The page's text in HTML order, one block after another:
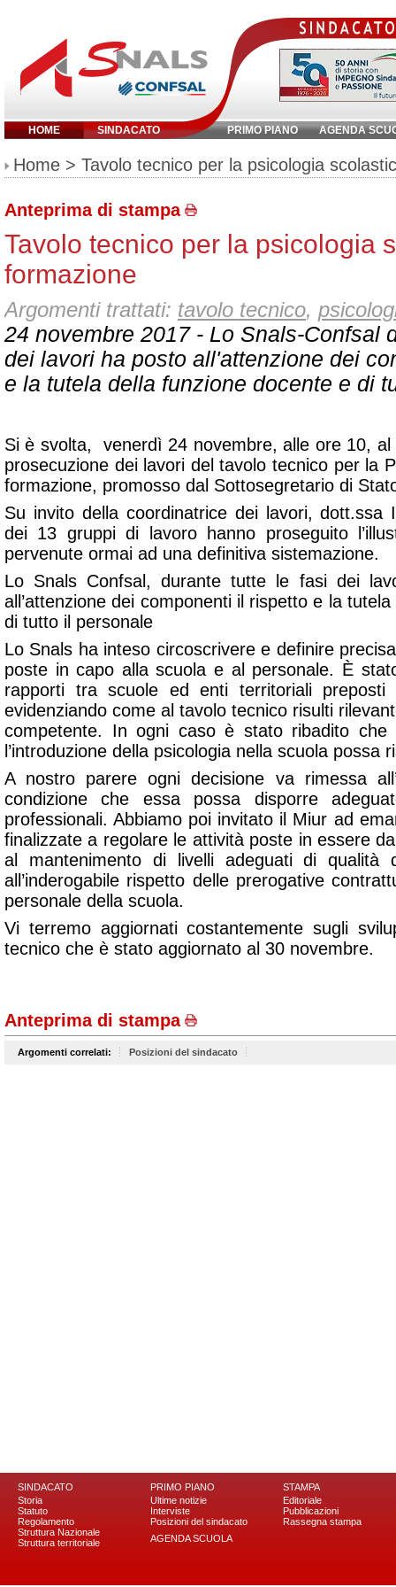
HOME SINDACATO PRIMO PIANO AGENDA
Inserisci parola chiave:
Home > Tavolo tecnico per la psicologia
Anteprima di stampa
Tavolo tecnico per la psicologia
formazione
Argomenti trattati: tavolo tecnico,
24 novembre 2017 - Lo Snals-Confsal
dei lavori ha posto all'attenzione dei
e la tutela della funzione docente e di
Si è svolta, venerdì 24 novembre, alle ore 10, al
prosecuzione dei lavori del tavolo tecnico per la
formazione, promosso dal Sottosegretario di
Su invito della coordinatrice dei lavori, dott.ssa
dei 13 gruppi di lavoro hanno proseguito
pervenute ormai ad una definitiva sistemazione.
Lo Snals Confsal, durante tutte le fasi dei
all’attenzione dei componenti il rispetto e la
di tutto il personale
Lo Snals ha inteso circoscrivere e definire
poste in capo alla scuola e al personale. È
rapporti tra scuole ed enti territoriali
evidenziando come al tavolo tecnico risulti
competente. In ogni caso è stato ribadito che
l’introduzione della psicologia nella scuola possa
A nostro parere ogni decisione va rimessa
condizione che essa possa disporre
professionali. Abbiamo poi invitato il Miur ad
finalizzate a regolare le attività poste in essere
al mantenimento di livelli adeguati di qualità
all’inderogabile rispetto delle prerogative
personale della scuola.
Vi terremo aggiornati costantemente sugli
tecnico che è stato aggiornato al 30 novembre.
Anteprima di stampa
Argomenti correlati: Posizioni del sindacato
SINDACATO
Storia
Statuto
Regolamento
Struttura Nazionale
Struttura territoriale
PRIMO PIANO
Ultime notizie
Interviste
Posizioni del sindacato
AGENDA SCUOLA
STAMPA
Editoriale
Pubblicazioni
Rassegna stampa